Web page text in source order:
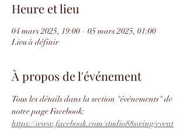
Heure et lieu
04 mars 2025, 19:00 – 05 mars 2025, 01:00
Lieu à définir
À propos de l'événement
Tous les détails dans la section "événements" de
notre page Facebook:
https://www.facebook.com/studio88swing/event